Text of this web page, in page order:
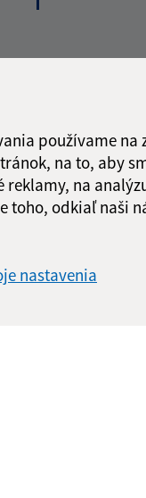
používame na
na to, aby
na
toho, odkiaľ naši
nastavenia